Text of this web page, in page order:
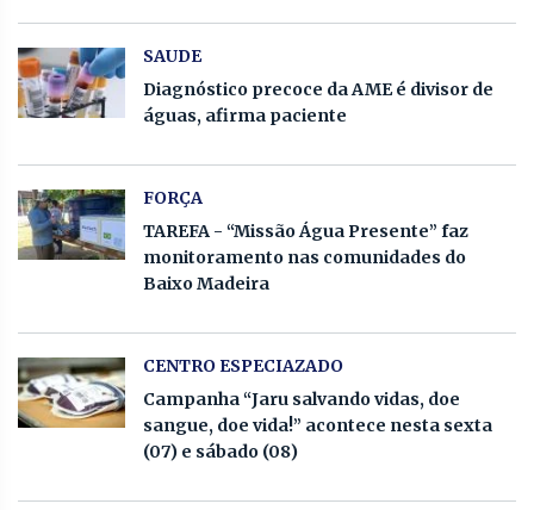
SAUDE
Diagnóstico precoce da AME é divisor de
águas, afirma paciente
FORÇA
TAREFA - “Missão Água Presente” faz
monitoramento nas comunidades do
Baixo Madeira
CENTRO ESPECIAZADO
Campanha “Jaru salvando vidas, doe
sangue, doe vida!” acontece nesta sexta
(07) e sábado (08)